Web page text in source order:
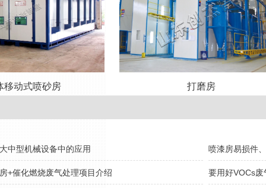
移动式喷砂房 打磨房
中型机械设备中的应用 喷漆房易损件
+催化燃烧废气处理项目介绍 要用好VOCs